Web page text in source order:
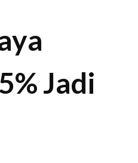
Jadi